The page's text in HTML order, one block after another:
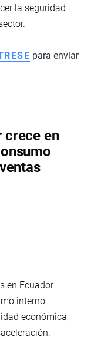
la seguridad
para enviar
crece en
en Ecuador
interno,
económica,